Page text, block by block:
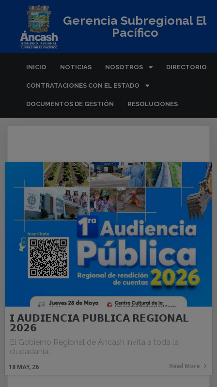
Gerencia Subregional El
Pacífico
INICIO NOTICIAS NOSOTROS DIRECTORIO
CONTRATACIONES CON EL ESTADO
DOCUMENTOS DE GESTIÓN RESOLUCIONES
𝗜 𝗔𝗨𝗗𝗜𝗘𝗡𝗖𝗜𝗔 𝗣𝗨́𝗕𝗟𝗜𝗖𝗔 𝗥𝗘𝗚𝗜𝗢𝗡𝗔𝗟
𝟮𝟬𝟮𝟲
18 MAY, 26
El Gobierno Regional de Áncash invita a toda la
ciudadanía…
Read More